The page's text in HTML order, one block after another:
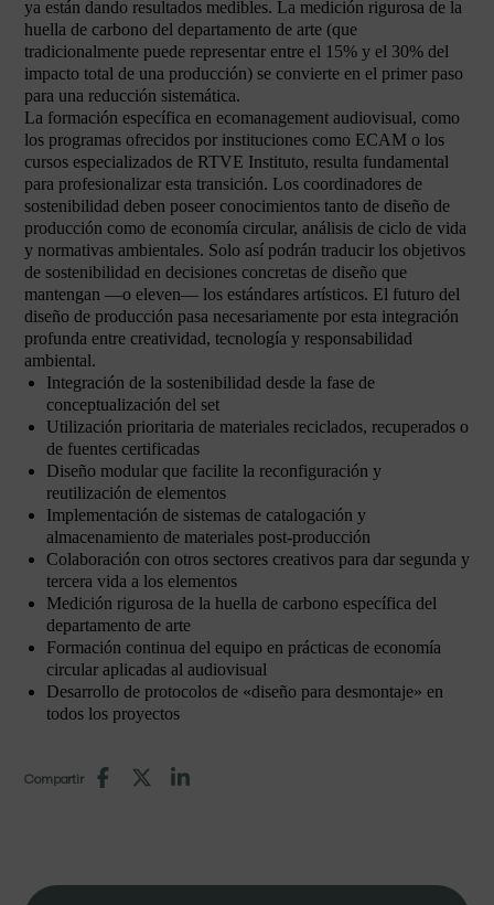
ya están dando resultados medibles. La medición rigurosa de la
huella de carbono del departamento de arte (que
tradicionalmente puede representar entre el 15% y el 30% del
impacto total de una producción) se convierte en el primer paso
para una reducción sistemática.
La formación específica en ecomanagement audiovisual, como
los programas ofrecidos por instituciones como ECAM o los
cursos especializados de RTVE Instituto, resulta fundamental
para profesionalizar esta transición. Los coordinadores de
sostenibilidad deben poseer conocimientos tanto de diseño de
producción como de economía circular, análisis de ciclo de vida
y normativas ambientales. Solo así podrán traducir los objetivos
de sostenibilidad en decisiones concretas de diseño que
mantengan —o eleven— los estándares artísticos. El futuro del
diseño de producción pasa necesariamente por esta integración
profunda entre creatividad, tecnología y responsabilidad
ambiental.
Integración de la sostenibilidad desde la fase de
conceptualización del set
Utilización prioritaria de materiales reciclados, recuperados o
de fuentes certificadas
Diseño modular que facilite la reconfiguración y
reutilización de elementos
Implementación de sistemas de catalogación y
almacenamiento de materiales post-producción
Colaboración con otros sectores creativos para dar segunda y
tercera vida a los elementos
Medición rigurosa de la huella de carbono específica del
departamento de arte
Formación continua del equipo en prácticas de economía
circular aplicadas al audiovisual
Desarrollo de protocolos de «diseño para desmontaje» en
todos los proyectos
Compartir